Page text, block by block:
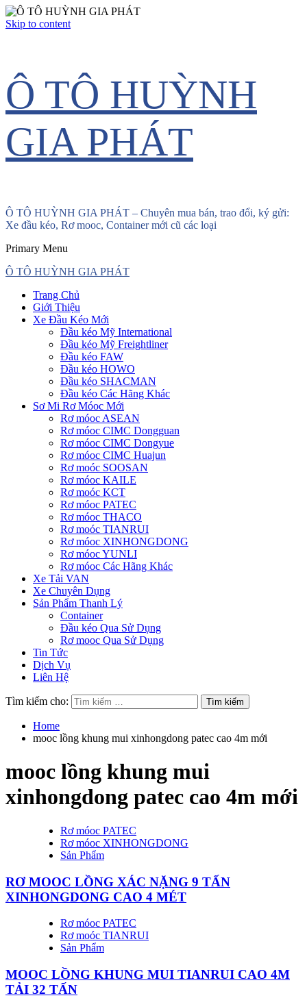
Skip to content
Ô TÔ HUỲNH
GIA PHÁT
Ô TÔ HUỲNH GIA PHÁT – Chuyên mua bán, trao đổi, ký gửi:
Xe đầu kéo, Rơ mooc, Container mới cũ các loại
Primary Menu
Ô TÔ HUỲNH GIA PHÁT
Trang Chủ
Giới Thiệu
Xe Đầu Kéo Mới
Đầu kéo Mỹ International
Đầu kéo Mỹ Freightliner
Đầu kéo FAW
Đầu kéo HOWO
Đầu kéo SHACMAN
Đầu kéo Các Hãng Khác
Sơ Mi Rơ Móoc Mới
Rơ móoc ASEAN
Rơ móoc CIMC Dongguan
Rơ móoc CIMC Dongyue
Rơ móoc CIMC Huajun
Rơ moóc SOOSAN
Rơ móoc KAILE
Rơ moóc KCT
Rơ móoc PATEC
Rơ móoc THACO
Rơ moóc TIANRUI
Rơ móoc XINHONGDONG
Rơ móoc YUNLI
Rơ móoc Các Hãng Khác
Xe Tải VAN
Xe Chuyên Dụng
Sản Phẩm Thanh Lý
Container
Đầu kéo Qua Sử Dụng
Rơ mooc Qua Sử Dụng
Tin Tức
Dịch Vụ
Liên Hệ
Tìm kiếm cho:
Home
mooc lồng khung mui xinhongdong patec cao 4m mới
mooc lồng khung mui
xinhongdong patec cao 4m mới
Rơ móoc PATEC
Rơ móoc XINHONGDONG
Sản Phẩm
RƠ MOOC LỒNG XÁC NẶNG 9 TẤN
XINHONGDONG CAO 4 MÉT
Rơ móoc PATEC
Rơ moóc TIANRUI
Sản Phẩm
MOOC LỒNG KHUNG MUI TIANRUI CAO 4M
TẢI 32 TẤN